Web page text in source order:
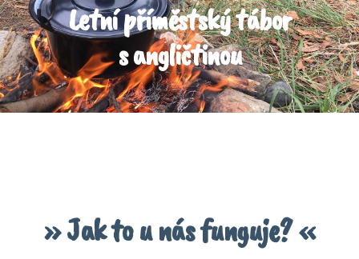
Letní příměstský tábor
s angličtinou
» Jak to u nás funguje? «